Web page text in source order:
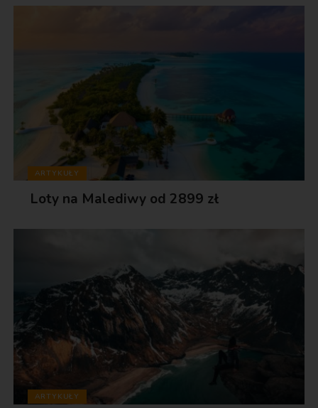
ARTYKUŁY
Loty na Malediwy od 2899 zł
ARTYKUŁY